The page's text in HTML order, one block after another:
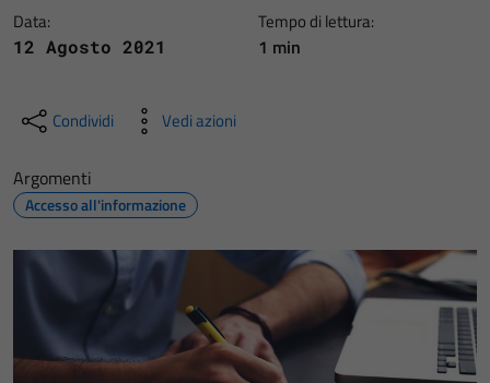
Data:
12 Agosto 2021
Tempo di lettura:
1 min
Condividi Vedi azioni
Argomenti
Accesso all'informazione